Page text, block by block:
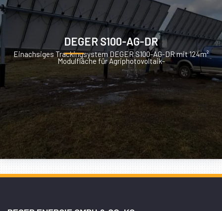
DEGER S100-AG-DR
Einachsiges Trackingsystem DEGER S100-AG-DR mit 124m²
Modulfläche für Agriphotovoltaik-